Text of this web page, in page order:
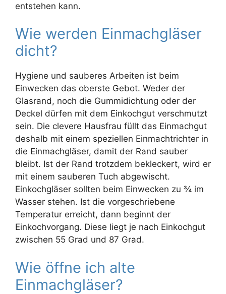
entstehen kann.
Wie werden Einmachgläser
dicht?
Hygiene und sauberes Arbeiten ist beim
Einwecken das oberste Gebot. Weder der
Glasrand, noch die Gummidichtung oder der
Deckel dürfen mit dem Einkochgut verschmutzt
sein. Die clevere Hausfrau füllt das Einmachgut
deshalb mit einem speziellen Einmachtrichter in
die Einmachgläser, damit der Rand sauber
bleibt. Ist der Rand trotzdem bekleckert, wird er
mit einem sauberen Tuch abgewischt.
Einkochgläser sollten beim Einwecken zu ¾ im
Wasser stehen. Ist die vorgeschriebene
Temperatur erreicht, dann beginnt der
Einkochvorgang. Diese liegt je nach Einkochgut
zwischen 55 Grad und 87 Grad.
Wie öffne ich alte
Einmachgläser?